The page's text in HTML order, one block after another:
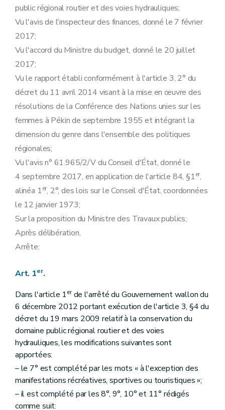
public régional routier et des voies hydrauliques;
Vu l'avis de l'inspecteur des finances, donné le 7 février
2017;
Vu l'accord du Ministre du budget, donné le 20 juillet
2017;
Vu le rapport établi conformément à l'article 3, 2° du
décret du 11 avril 2014 visant à la mise en œuvre des
résolutions de la Conférence des Nations unies sur les
femmes à Pékin de septembre 1955 et intégrant la
dimension du genre dans l'ensemble des politiques
régionales;
Vu l'avis n° 61.965/2/V du Conseil d'État, donné le
4 septembre 2017, en application de l'article 84, §1er,
alinéa 1er, 2°, des lois sur le Conseil d'État, coordonnées
le 12 janvier 1973;
Sur la proposition du Ministre des Travaux publics;
Après délibération,
Arrête:
Art. 1er.
Dans l'article 1erde l'arrêté du Gouvernement wallon du
6 décembre 2012 portant exécution de l'article 3, §4 du
décret du 19 mars 2009 relatif à la conservation du
domaine public régional routier et des voies
hydrauliques, les modifications suivantes sont
apportées:
– le 7° est complété par les mots « à l'exception des
manifestations récréatives, sportives ou touristiques »;
– il est complété par les 8°, 9°, 10° et 11° rédigés
comme suit: